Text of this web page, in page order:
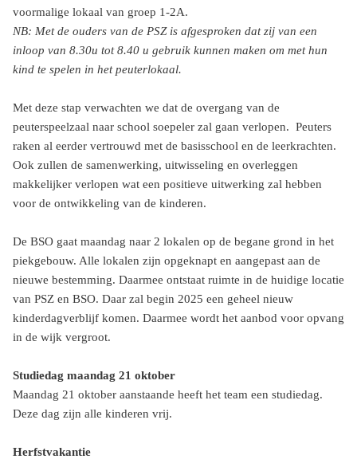
voormalige lokaal van groep 1-2A.
NB: Met de ouders van de PSZ is afgesproken dat zij van een
inloop van 8.30u tot 8.40 u gebruik kunnen maken om met hun
kind te spelen in het peuterlokaal.
Met deze stap verwachten we dat de overgang van de
peuterspeelzaal naar school soepeler zal gaan verlopen. Peuters
raken al eerder vertrouwd met de basisschool en de leerkrachten.
Ook zullen de samenwerking, uitwisseling en overleggen
makkelijker verlopen wat een positieve uitwerking zal hebben
voor de ontwikkeling van de kinderen.
De BSO gaat maandag naar 2 lokalen op de begane grond in het
piekgebouw. Alle lokalen zijn opgeknapt en aangepast aan de
nieuwe bestemming. Daarmee ontstaat ruimte in de huidige locatie
van PSZ en BSO. Daar zal begin 2025 een geheel nieuw
kinderdagverblijf komen. Daarmee wordt het aanbod voor opvang
in de wijk vergroot.
Studiedag maandag 21 oktober
Maandag 21 oktober aanstaande heeft het team een studiedag.
Deze dag zijn alle kinderen vrij.
Herfstvakantie